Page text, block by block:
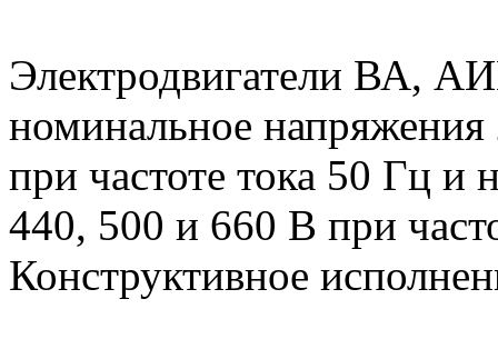
Электродвигатели ВА,
номинальное
при частоте тока 50 Гц и
440, 500 и 660 В при
Конструктивное